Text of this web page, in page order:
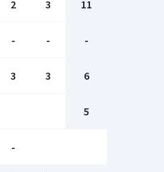
2 3 11
- - -
3 3 6
5
-